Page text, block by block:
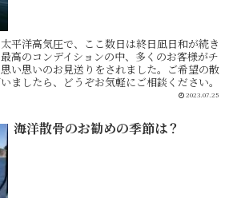
平洋高気圧で、ここ数日は終日凪日和が続き
高のコンデイションの中、多くのお客様がチ
い思いのお見送りをされました。ご希望の散
ましたら、どうぞお気軽にご相談ください。
2023.07.25
海洋散骨のお勧めの季節は？